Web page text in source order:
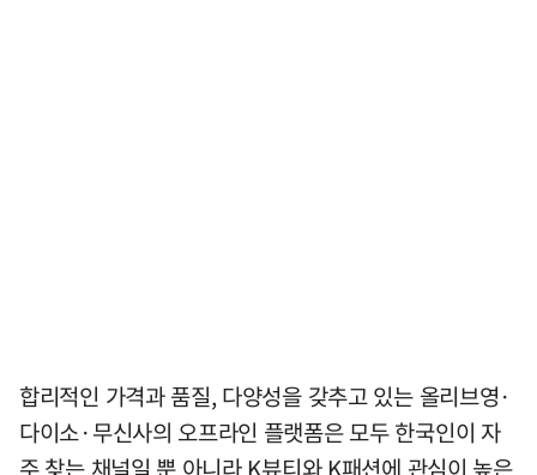
합리적인 가격과 품질, 다양성을 갖추고 있는 올리브영·
다이소·무신사의 오프라인 플랫폼은 모두 한국인이 자
주 찾는 채널일 뿐 아니라 K뷰티와 K패션에 관심이 높은